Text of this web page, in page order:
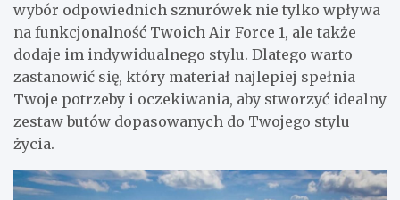
wybór odpowiednich sznurówek nie tylko wpływa
na funkcjonalność Twoich Air Force 1, ale także
dodaje im indywidualnego stylu. Dlatego warto
zastanowić się, który materiał najlepiej spełnia
Twoje potrzeby i oczekiwania, aby stworzyć idealny
zestaw butów dopasowanych do Twojego stylu
życia.